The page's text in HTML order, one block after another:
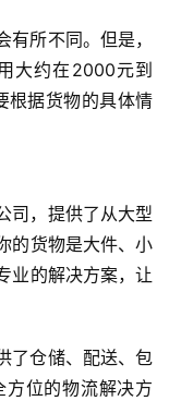
所不同。但是，
大约在2000元到
根据货物的具体情
司，提供了从大型
的货物是大件、小
业的解决方案，让
了仓储、配送、包
位的物流解决方